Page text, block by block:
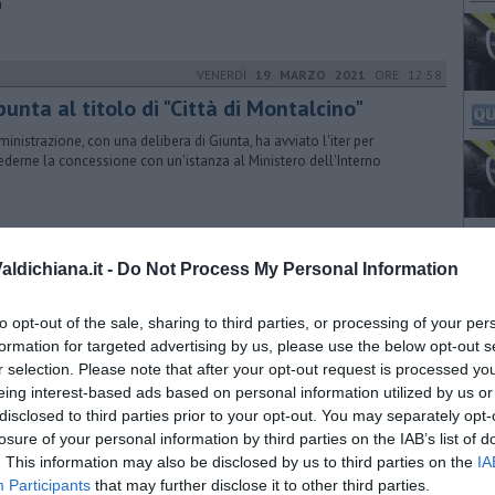
- Do Not Process My Personal Information
opt-out of the sale, sharing to third parties, or processing of your
for targeted advertising by us, please use the below opt-out
selection. Please note that after your opt-out request is processed
interest-based ads based on personal information utilized by us
to third parties prior to your opt-out. You may separately
of your personal information by third parties on the IAB’s list of
This information may also be disclosed by us to third parties on the
Participants that may further disclose it to other third parties.
VENERDÌ 19 MARZO 2021 ORE 12:58
al titolo di "Città di Montalcino"
con una delibera di Giunta, ha avviato l'iter per
la concessione con un'istanza al Ministero dell'Interno
il sacrificio dei partigiani
lunedì 25 aprile celebra l’Anniversario della Liberazione con
manifestazione organizzata dal Comune con Anpi ed ex-combattenti
LUNEDÌ 05 SETTEMBRE 2016 ORE 15:19
Anpi, il sindaco non commenta